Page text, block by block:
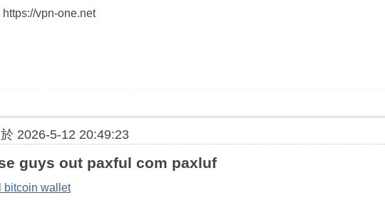
https://vpn-one.net
2026-5-12 20:49:23
guys out paxful com paxluf
bitcoin wallet